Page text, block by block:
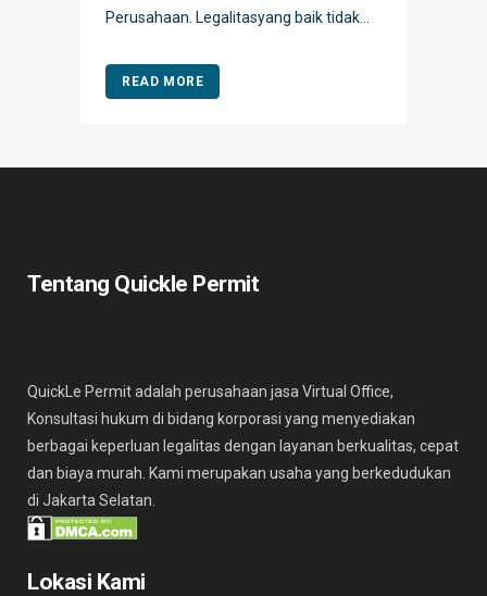
Perusahaan. Legalitasyang baik tidak...
READ MORE
Tentang Quickle Permit
QuickLe Permit adalah perusahaan jasa Virtual Office,
Konsultasi hukum di bidang korporasi yang menyediakan
berbagai keperluan legalitas dengan layanan berkualitas, cepat
dan biaya murah. Kami merupakan usaha yang berkedudukan
di Jakarta Selatan.
Lokasi Kami